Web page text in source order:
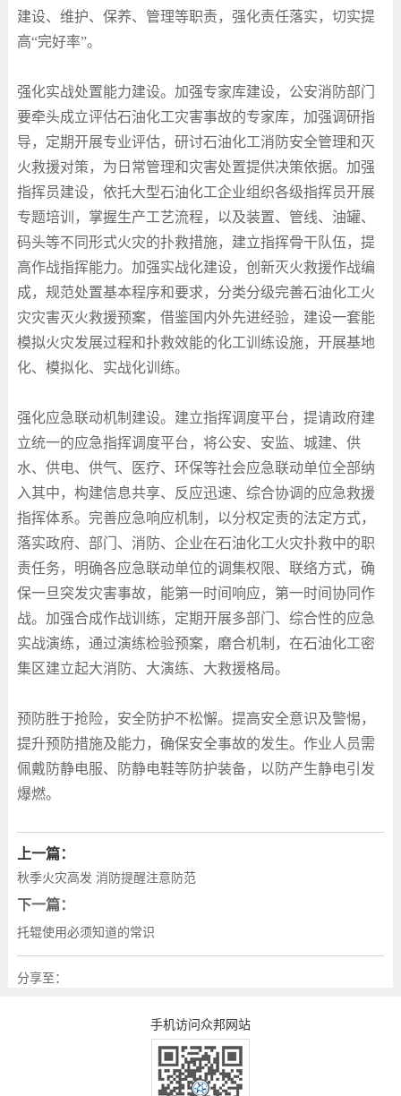
建设、维护、保养、管理等职责，强化责任落实，切实提
高“完好率”。
强化实战处置能力建设。加强专家库建设，公安消防部门
要牵头成立评估石油化工灾害事故的专家库，加强调研指
导，定期开展专业评估，研讨石油化工消防安全管理和灭
火救援对策，为日常管理和灾害处置提供决策依据。加强
指挥员建设，依托大型石油化工企业组织各级指挥员开展
专题培训，掌握生产工艺流程，以及装置、管线、油罐、
码头等不同形式火灾的扑救措施，建立指挥骨干队伍，提
高作战指挥能力。加强实战化建设，创新灭火救援作战编
成，规范处置基本程序和要求，分类分级完善石油化工火
灾灾害灭火救援预案，借鉴国内外先进经验，建设一套能
模拟火灾发展过程和扑救效能的化工训练设施，开展基地
化、模拟化、实战化训练。
强化应急联动机制建设。建立指挥调度平台，提请政府建
立统一的应急指挥调度平台，将公安、安监、城建、供
水、供电、供气、医疗、环保等社会应急联动单位全部纳
入其中，构建信息共享、反应迅速、综合协调的应急救援
指挥体系。完善应急响应机制，以分权定责的法定方式，
落实政府、部门、消防、企业在石油化工火灾扑救中的职
责任务，明确各应急联动单位的调集权限、联络方式，确
保一旦突发灾害事故，能第一时间响应，第一时间协同作
战。加强合成作战训练，定期开展多部门、综合性的应急
实战演练，通过演练检验预案，磨合机制，在石油化工密
集区建立起大消防、大演练、大救援格局。
预防胜于抢险，安全防护不松懈。提高安全意识及警惕，
提升预防措施及能力，确保安全事故的发生。作业人员需
佩戴防静电服、防静电鞋等防护装备，以防产生静电引发
爆燃。
上一篇：
秋季火灾高发 消防提醒注意防范
下一篇：
托辊使用必须知道的常识
分享至：
手机访问众邦网站